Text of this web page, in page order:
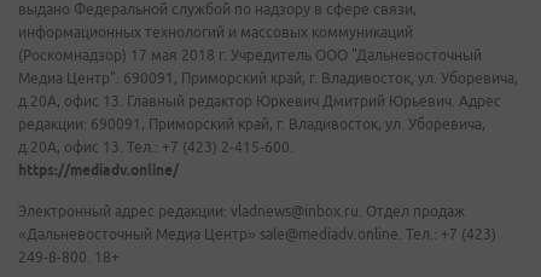
выдано Федеральной службой по надзору в сфере связи,
информационных технологий и массовых коммуникаций
(Роскомнадзор) 17 мая 2018 г. Учредитель ООО "Дальневосточный
Медиа Центр". 690091, Приморский край, г. Владивосток, ул. Уборевича,
д.20А, офис 13. Главный редактор Юркевич Дмитрий Юрьевич. Адрес
редакции: 690091, Приморский край, г. Владивосток, ул. Уборевича,
д.20А, офис 13. Тел.: +7 (423) 2-415-600.
https://mediadv.online/
Электронный адрес редакции: vladnews@inbox.ru. Отдел продаж
«Дальневосточный Медиа Центр» sale@mediadv.online. Тел.: +7 (423)
249-8-800. 18+